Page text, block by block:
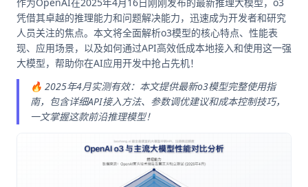
凭借其卓越的推理能力和问题解决能力，迅速成为开发者和研究
人员关注的焦点。本文将全面解析o3模型的核心特点、性能表
现、应用场景，以及如何通过API高效低成本地接入和使用这一强
大模型，帮助你在AI应用开发中抢占先机！
🔥 2025年4月实测有效：本文提供最新o3模型完整使用指
南，包含详细API接入方法、参数调优建议和成本控制技巧，
一文掌握这款前沿推理模型！